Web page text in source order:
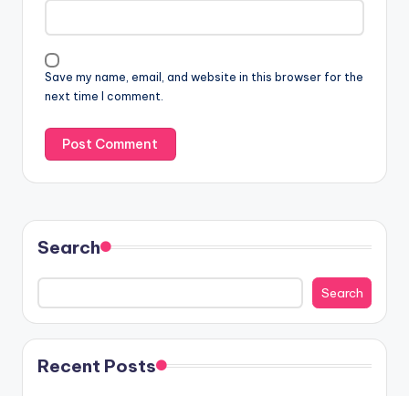
Save my name, email, and website in this browser for the
next time I comment.
Search
Search
Recent Posts